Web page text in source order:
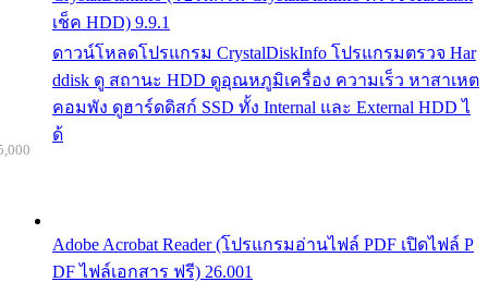
เช็ค HDD) 9.9.1
ดาวน์โหลดโปรแกรม CrystalDiskInfo โปรแกรมตรวจ Har
ddisk ดู สถานะ HDD ดูอุณหภูมิเครื่อง ความเร็ว หาสาเหต
คอมพัง ดูฮาร์ดดิสก์ SSD ทั้ง Internal และ External HDD ไ
ด้
Adobe Acrobat Reader (โปรแกรมอ่านไฟล์ PDF เปิดไฟล์ P
DF ไฟล์เอกสาร ฟรี) 26.001